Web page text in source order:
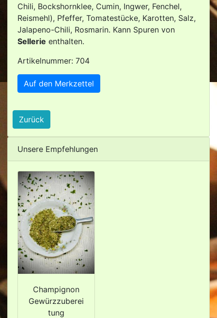
Chili, Bockshornklee, Cumin, Ingwer, Fenchel,
Reismehl), Pfeffer, Tomatestücke, Karotten, Salz,
Jalapeno-Chili, Rosmarin. Kann Spuren von
Sellerie enthalten.
Artikelnummer: 704
Auf den Merkzettel
Zurück
Unsere Empfehlungen
Champignon
Gewürzzuberei
tung